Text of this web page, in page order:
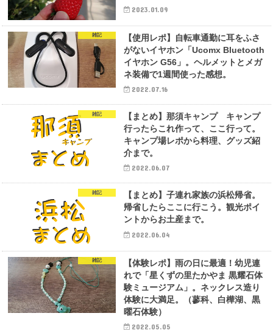
2023.01.09
雑記
【使用レポ】自転車通勤に耳をふさ
がないイヤホン「Ucomx Bluetooth
イヤホン G56」。ヘルメットとメガ
ネ装備で1週間使った感想。
2022.07.16
雑記
【まとめ】那須キャンプ キャンプ
行ったらこれ作って、ここ行って。
キャンプ場レポから料理、グッズ紹
介まで。
2022.06.07
雑記
【まとめ】子連れ家族の浜松帰省。
帰省したらここに行こう。観光ポイ
ントからお土産まで。
2022.06.04
雑記
【体験レポ】雨の日に最適！幼児連
れで「星くずの里たかやま 黒耀石体
験ミュージアム」。ネックレス造り
体験に大満足。（蓼科、白樺湖、黒
曜石体験）
2022.05.05